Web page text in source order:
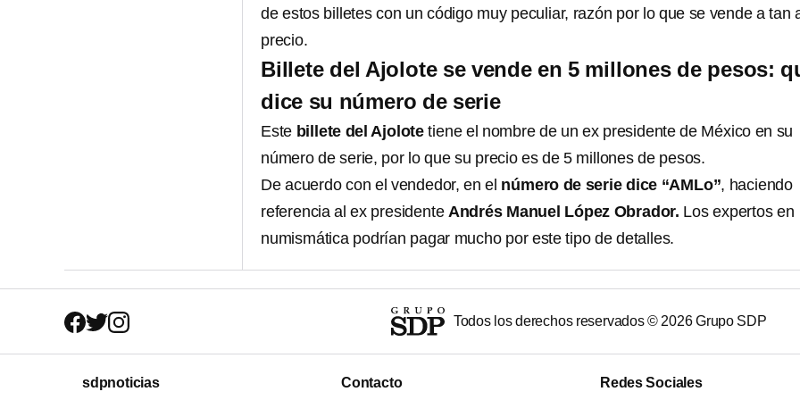
de estos billetes con un código muy peculiar, razón por lo que se vende a tan
precio.
Billete del Ajolote se vende en 5 millones de pesos:
dice su número de serie
Este billete del Ajolotetiene el nombre de un ex presidente de México en su
número de serie, por lo que su precio es de 5 millones de pesos.
De acuerdo con el vendedor, en el número de serie dice “AMLo”, haciendo
referencia al ex presidente Andrés Manuel López Obrador. Los expertos en
numismática podrían pagar mucho por este tipo de detalles.
Todos los derechos reservados ©2026Grupo SDP
sdpnoticias Contacto Redes Sociales